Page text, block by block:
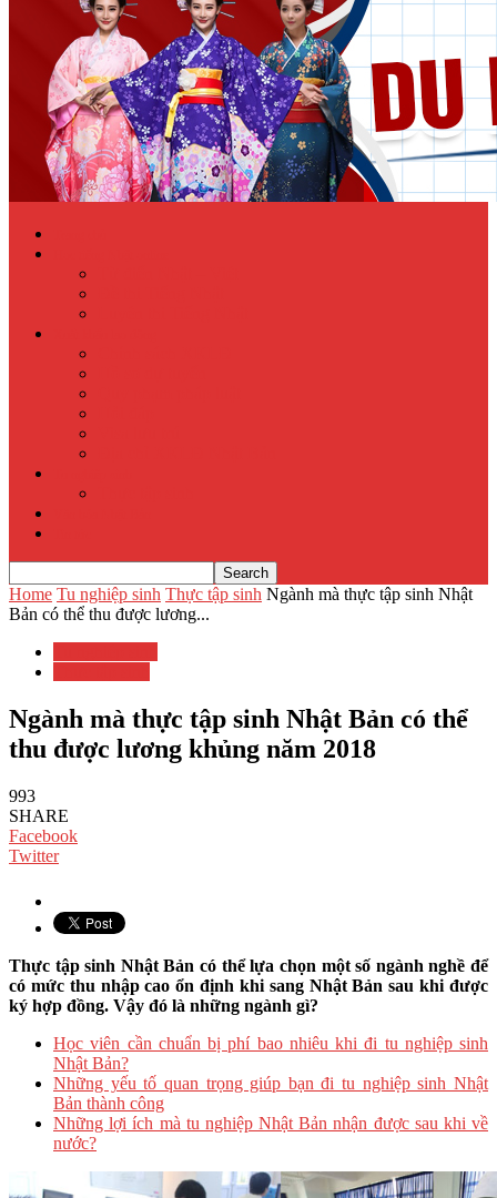
Home Tu nghiệp sinh Thực tập sinh Ngành mà thực tập sinh Nhật
Bản có thể thu được lương...
Ngành mà thực tập sinh Nhật Bản có thể
thu được lương khủng năm 2018
993
SHARE
Facebook
Twitter
Thực tập sinh Nhật Bản có thể lựa chọn một số ngành nghề để
có mức thu nhập cao ổn định khi sang Nhật Bản sau khi được
ký hợp đồng. Vậy đó là những ngành gì?
Học viên cần chuẩn bị phí bao nhiêu khi đi tu nghiệp sinh
Nhật Bản?
Những yếu tố quan trọng giúp bạn đi tu nghiệp sinh Nhật
Bản thành công
Những lợi ích mà tu nghiệp Nhật Bản nhận được sau khi về
nước?